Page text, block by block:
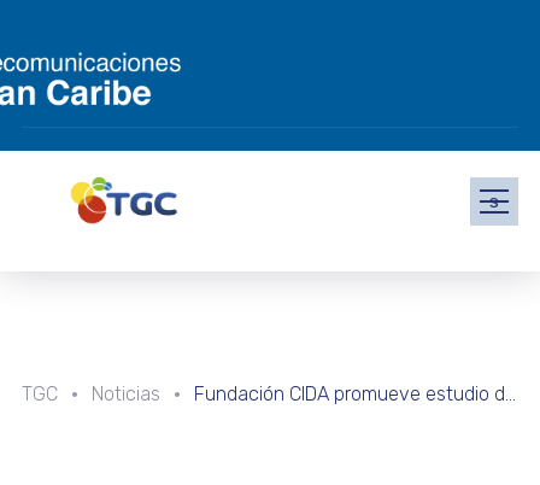
s
TGC Noticias Fundación CIDA promueve estudio de cuerpos celestes en ciclo de charlas «Un instante en el universo»